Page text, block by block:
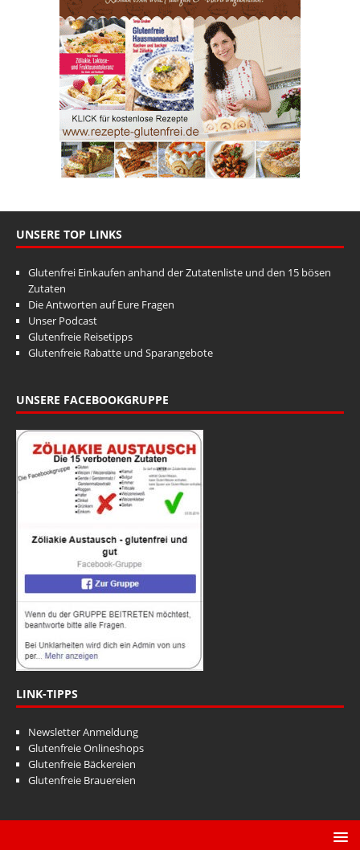
UNSERE TOP LINKS
Glutenfrei Einkaufen anhand der Zutatenliste und den 15 bösen
Zutaten
Die Antworten auf Eure Fragen
Unser Podcast
Glutenfreie Reisetipps
Glutenfreie Rabatte und Sparangebote
UNSERE FACEBOOKGRUPPE
LINK-TIPPS
Newsletter Anmeldung
Glutenfreie Onlineshops
Glutenfreie Bäckereien
Glutenfreie Brauereien